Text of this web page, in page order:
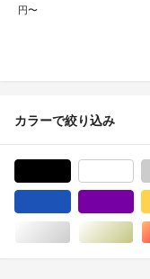
円〜
カラーで絞り込み
シルバー/銀色